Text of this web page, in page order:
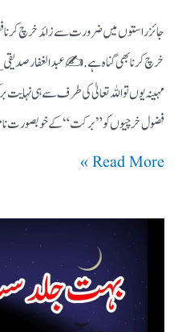
جائز راستوں میں ضرورت سے زائد خرچ
خرچ کرنا بھی گناہ ہے. ✍️ عبد
مہینہ یوں تو اللہ تعالیٰ کی طرف سے ہی نہایت
فضول خرچیوں کو ”برکت“ کے خوبصورت
Read More »